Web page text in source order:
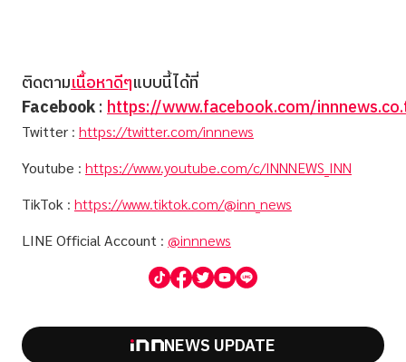
ติดตามเนื้อหาดีๆแบบนี้ได้ที่
Facebook: https://www.facebook.com/
Twitter : https://twitter.com/innnews
Youtube : https://www.youtube.com/c/INNNEWS_INN
TikTok : https://www.tiktok.com/@inn_news
LINE Official Account : @innnews
NEWS UPDATE